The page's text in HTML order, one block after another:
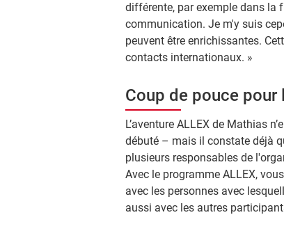
différente, par exemple dans la
communication. Je m'y suis
peuvent être enrichissantes.
contacts internationaux. »
Coup de pouce pour
L’aventure ALLEX de Mathias
débuté – mais il constate déjà
plusieurs responsables de
Avec le programme ALLEX,
avec les personnes avec
aussi avec les autres